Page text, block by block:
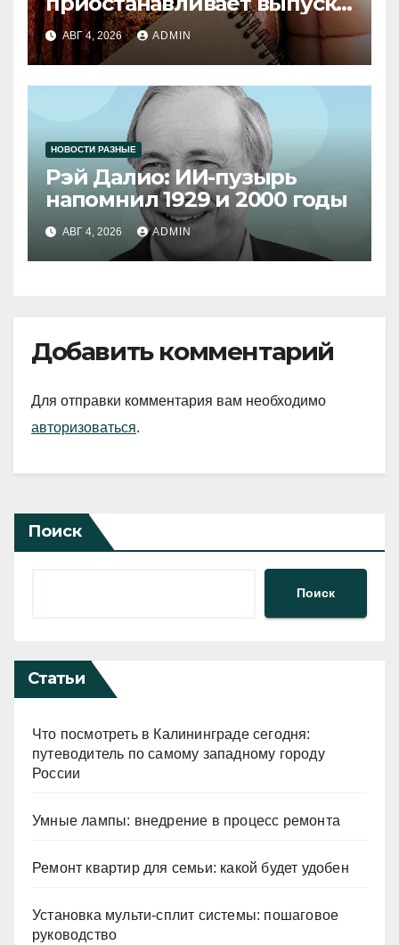
продукции
АВГ 4, 2026 ADMIN
НОВОСТИ РАЗНЫЕ
Рэй Далио: ИИ-пузырь
напомнил 1929 и 2000 годы
АВГ 4, 2026 ADMIN
Добавить комментарий
Для отправки комментария вам необходимо
авторизоваться.
Поиск
Поиск
Статьи
Что посмотреть в Калининграде сегодня:
путеводитель по самому западному городу
России
Умные лампы: внедрение в процесс ремонта
Ремонт квартир для семьи: какой будет удобен
Установка мульти-сплит системы: пошаговое
руководство